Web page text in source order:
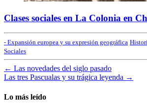
Clases sociales en La Colonia en
- Expansión europea y su expresión geográfica
Sociales
← Las novedades del siglo pasado
Las tres Pascualas y su trágica leyenda →
Lo más leído